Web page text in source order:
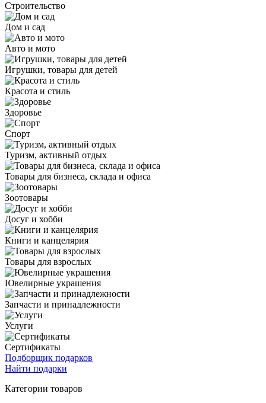
Строительство
Дом и сад
Авто и мото
Игрушки, товары для детей
Красота и стиль
Здоровье
Спорт
Туризм, активный отдых
Товары для бизнеса, склада и офиса
Зоотовары
Досуг и хобби
Книги и канцелярия
Товары для взрослых
Ювелирные украшения
Запчасти и принадлежности
Услуги
Сертификаты
Подборщик подарков
Найти подарки
Категории товаров